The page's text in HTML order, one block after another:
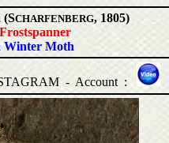
(SCHARFENBERG, 1805)
Winter Moth
- Account :